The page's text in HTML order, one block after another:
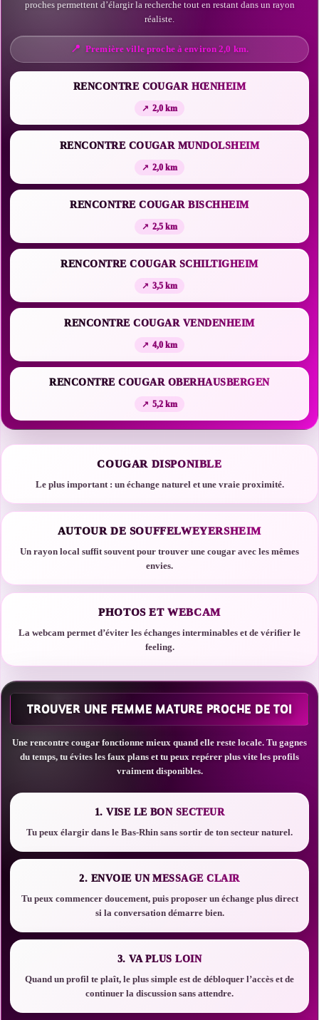
proches permettent d’élargir la recherche tout en restant dans un rayon
réaliste.
Première ville proche à environ 2,0 km.
RENCONTRE COUGAR HŒNHEIM
2,0 km
RENCONTRE COUGAR MUNDOLSHEIM
2,0 km
RENCONTRE COUGAR BISCHHEIM
2,5 km
RENCONTRE COUGAR SCHILTIGHEIM
3,5 km
RENCONTRE COUGAR VENDENHEIM
4,0 km
RENCONTRE COUGAR OBERHAUSBERGEN
5,2 km
COUGAR DISPONIBLE
Le plus important : un échange naturel et une vraie proximité.
AUTOUR DE SOUFFELWEYERSHEIM
Un rayon local suffit souvent pour trouver une cougar avec les mêmes
envies.
PHOTOS ET WEBCAM
La webcam permet d’éviter les échanges interminables et de vérifier le
feeling.
TROUVER UNE FEMME MATURE PROCHE DE TOI
Une rencontre cougar fonctionne mieux quand elle reste locale. Tu gagnes
du temps, tu évites les faux plans et tu peux repérer plus vite les profils
vraiment disponibles.
1. VISE LE BON SECTEUR
Tu peux élargir dans le Bas-Rhin sans sortir de ton secteur naturel.
2. ENVOIE UN MESSAGE CLAIR
Tu peux commencer doucement, puis proposer un échange plus direct
si la conversation démarre bien.
3. VA PLUS LOIN
Quand un profil te plaît, le plus simple est de débloquer l’accès et de
continuer la discussion sans attendre.